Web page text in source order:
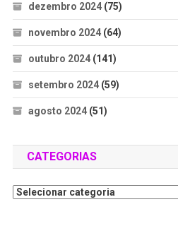
dezembro 2024(75)
novembro 2024(64)
outubro 2024(141)
setembro 2024(59)
agosto 2024(51)
CATEGORIAS